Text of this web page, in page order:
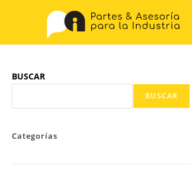
BUSCAR
BUSCAR
Categorías